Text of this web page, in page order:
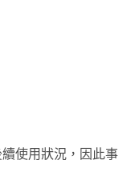
使用狀況，因此事